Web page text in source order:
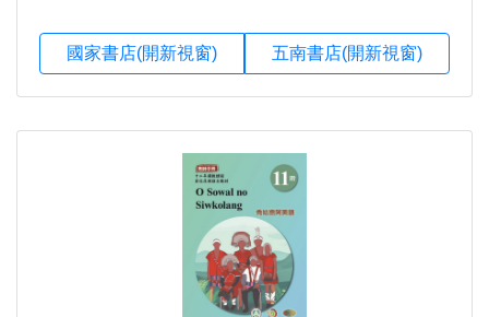
國家書店(開新視窗) 五南書店(開新視窗)